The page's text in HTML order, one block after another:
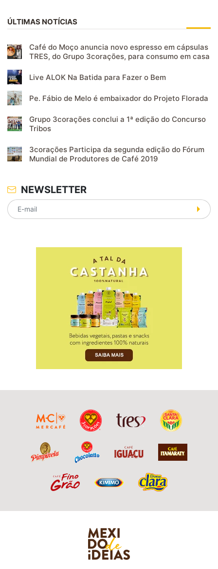
ÚLTIMAS NOTÍCIAS
Café do Moço anuncia novo espresso em cápsulas
TRES, do Grupo 3corações, para consumo em casa
Live ALOK Na Batida para Fazer o Bem
Pe. Fábio de Melo é embaixador do Projeto Florada
Grupo 3corações conclui a 1ª edição do Concurso
Tribos
3corações Participa da segunda edição do Fórum
Mundial de Produtores de Café 2019
NEWSLETTER